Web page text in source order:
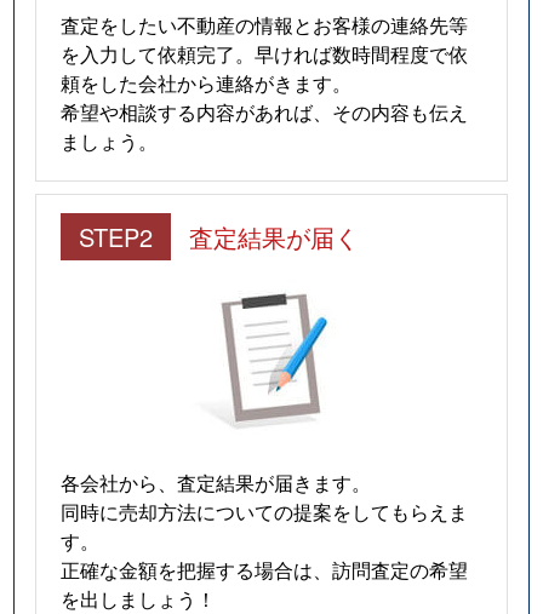
査定をしたい不動産の情報とお客様の連絡先等
を入力して依頼完了。早ければ数時間程度で依
頼をした会社から連絡がきます。
希望や相談する内容があれば、その内容も伝え
ましょう。
STEP2 査定結果が届く
各会社から、査定結果が届きます。
同時に売却方法についての提案をしてもらえま
す。
正確な金額を把握する場合は、訪問査定の希望
を出しましょう！